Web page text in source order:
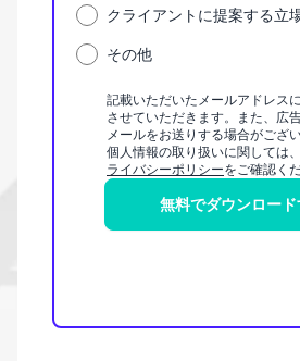
クライアントに提案する立
その他
記載いただいたメールアドレス
させていただきます。また、広
メールをお送りする場合がござい
個人情報の取り扱いに関しては
ライバシーポリシーをご確認く
無料でダウンロード